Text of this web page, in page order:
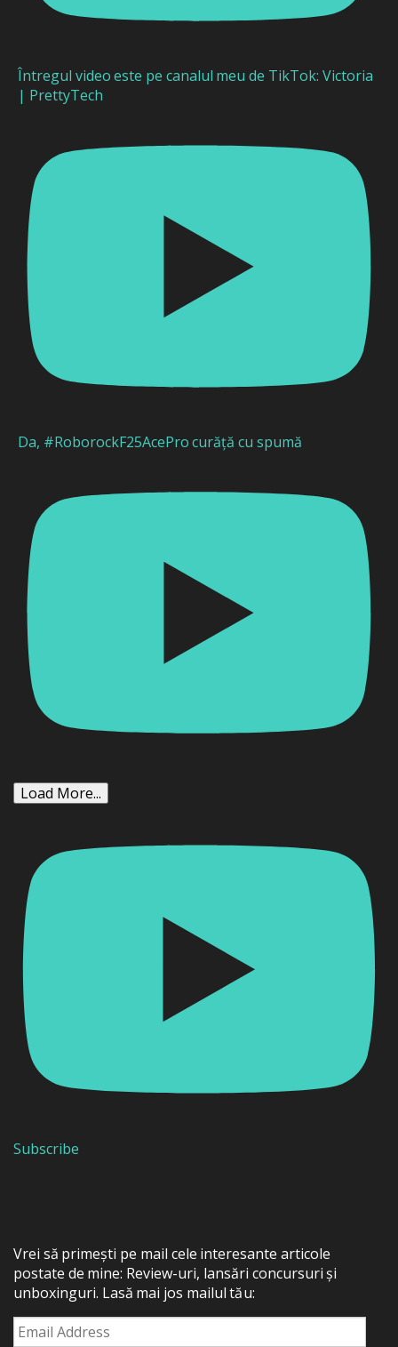
Întregul video este pe canalul meu de TikTok: Victoria
| PrettyTech
Da, #RoborockF25AcePro curăță cu spumă
Load More...
Subscribe
Vrei să primești pe mail cele interesante articole
postate de mine: Review-uri, lansări concursuri și
unboxinguri. Lasă mai jos mailul tău:
Email